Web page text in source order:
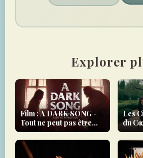
Explorer
Film : A DARK SONG -
Tout ne peut pas être
pardonné
Les
du